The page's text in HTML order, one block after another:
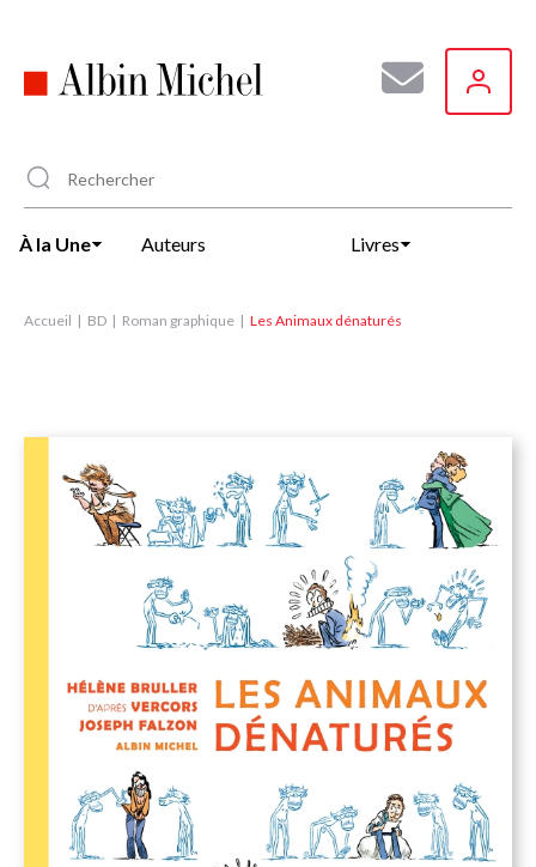
principal
À la Une Auteurs Livres
Accueil BD Roman graphique Les Animaux dénaturés